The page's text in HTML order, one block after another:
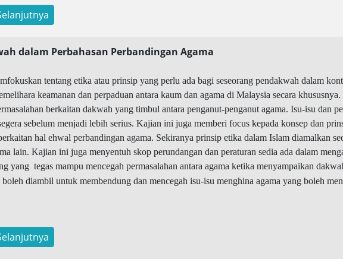
dalam Perbahasan Perbandingan Agama
tentang etika atau prinsip yang perlu ada bagi seseorang pendakwah dalam
keamanan dan perpaduan antara kaum dan agama di Malaysia secara
berkaitan dakwah yang timbul antara penganut-penganut agama. Isu-isu dan
sebelum menjadi lebih serius. Kajian ini juga memberi focus kepada konsep dan
hal ehwal perbandingan agama. Sekiranya prinsip etika dalam Islam diamalkan
lain. Kajian ini juga menyentuh skop perundangan dan peraturan sedia ada dalam
yangtegas mampu mencegah permasalahan antara agama ketika menyampaikan
diambil untuk membendung dan mencegah isu-isu menghina agama yang boleh